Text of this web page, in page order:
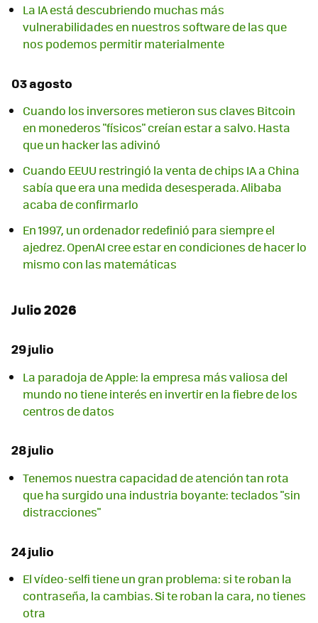
La IA está descubriendo muchas más
vulnerabilidades en nuestros software de las que
nos podemos permitir materialmente
03 agosto
Cuando los inversores metieron sus claves Bitcoin
en monederos "físicos" creían estar a salvo. Hasta
que un hacker las adivinó
Cuando EEUU restringió la venta de chips IA a China
sabía que era una medida desesperada. Alibaba
acaba de confirmarlo
En 1997, un ordenador redefinió para siempre el
ajedrez. OpenAI cree estar en condiciones de hacer lo
mismo con las matemáticas
Julio 2026
29 julio
La paradoja de Apple: la empresa más valiosa del
mundo no tiene interés en invertir en la fiebre de los
centros de datos
28 julio
Tenemos nuestra capacidad de atención tan rota
que ha surgido una industria boyante: teclados "sin
distracciones"
24 julio
El vídeo-selfi tiene un gran problema: si te roban la
contraseña, la cambias. Si te roban la cara, no tienes
otra